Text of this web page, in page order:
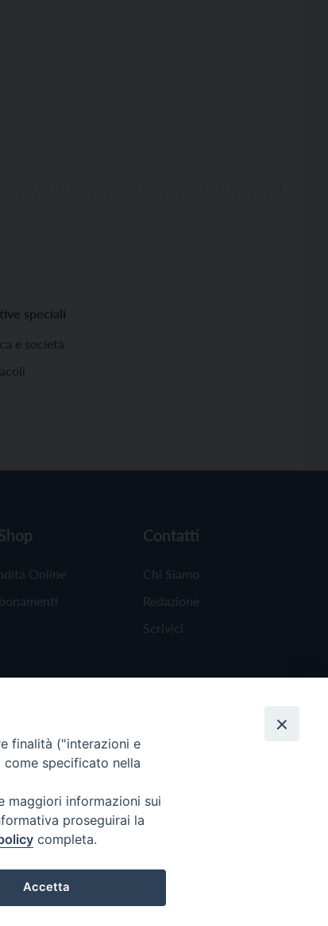
speciali
e società
Online
Contatti
Chi Siamo
Redazione
Scrivici
finalità ("interazioni e
specificato nella
maggiori informazioni sui
proseguirai la
completa.
Accetta